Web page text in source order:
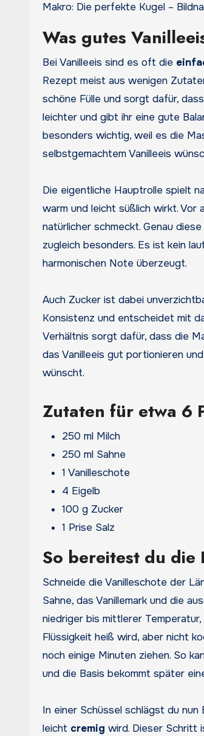
Makro: Die perfekte Kugel –
Was gutes
Bei Vanilleeis sind es oft die
Rezept meist aus wenigen
schöne Fülle und sorgt dafür,
leichter und gibt ihr eine gute
besonders wichtig, weil es die
selbstgemachtem Vanilleeis
Die eigentliche Hauptrolle spielt
warm und leicht süßlich wirkt.
natürlicher schmeckt. Genau
zugleich besonders. Es ist kein
harmonischen Note überzeugt.
Auch Zucker ist dabei
Konsistenz und entscheidet mit
Verhältnis sorgt dafür, dass die
das Vanilleeis gut portionieren
wünscht.
Zutaten für etwa 6
250 ml Milch
250 ml Sahne
1 Vanilleschote
4 Eigelb
100 g Zucker
1 Prise Salz
So bereitest du die
Schneide die Vanilleschote der
Sahne, das Vanillemark und die
niedriger bis mittlerer
Flüssigkeit heiß wird, aber nicht
noch einige Minuten ziehen. So
und die Basis bekommt später
In einer Schüssel schlägst du
leicht cremig wird. Dieser Schritt